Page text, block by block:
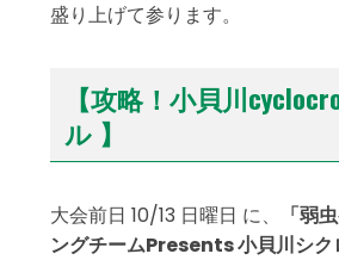
盛り上げて参ります。
【攻略！小貝川
ル 】
大会前日 10/13 日曜日 に、
「弱
ングチームPresents 小貝川シク